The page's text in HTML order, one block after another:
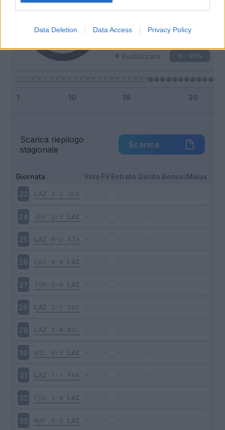
Data Deletion Data Access Privacy Policy
Squalificato
Inutilizzato 15 - 93%
Scarica riepilogo
stagionale
Scarica
Giornata Voto FV Entrato Uscito Bonus/Malus
23 LAZ 3-2 GEN
24 JUV 2-2 LAZ
25 LAZ 0-2 ATA
26 CAG 0-0 LAZ
27 TOR 2-0 LAZ
28 LAZ 2-1 SAS
29 LAZ 1-0 MIL
30 BOL 0-2 LAZ
31 LAZ 1-1 PAR
32 FIO 1-0 LAZ
33 NAP 0-2 LAZ